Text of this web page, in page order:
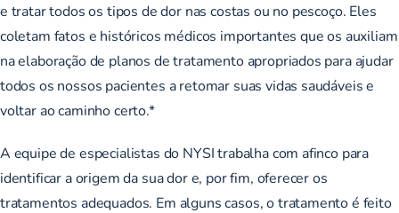
e tratar todos os tipos de dor nas costas ou no pescoço. Eles
coletam fatos e históricos médicos importantes que os auxiliam
na elaboração de planos de tratamento apropriados para ajudar
todos os nossos pacientes a retomar suas vidas saudáveis e
voltar ao caminho certo.*
A equipe de especialistas do NYSI trabalha com afinco para
identificar a origem da sua dor e, por fim, oferecer os
tratamentos adequados. Em alguns casos, o tratamento é feito